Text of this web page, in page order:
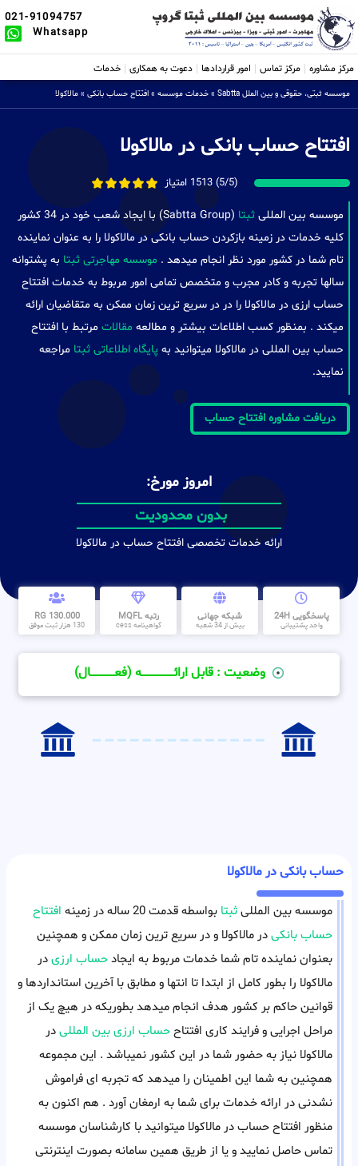
021-91094757
Whatsapp
مرکز مشاوره مرکز تماس امور قراردادها دعوت به همکاری خدمات
موسسه ثبتی، حقوقی و بین الملل Sabtta » خدمات موسسه » افتتاح حساب بانکی » مالاکولا
افتتاح حساب بانکی در مالاکولا
(5/5) 1513 امتیاز
موسسه بین المللی ثبتا
(Sabtta Group) با ایجاد شعب خود در 34 کشور
کلیه خدمات در زمینه بازکردن حساب بانکی در مالاکولا را به عنوان نماینده
تام شما در کشور مورد نظر انجام میدهد . موسسه مهاجرتی ثبتا به پشتوانه
سالها تجربه و کادر مجرب و متخصص تمامی امور مربوط به خدمات افتتاح
حساب ارزی در مالاکولا را در در سریع ترین زمان ممکن به متقاضیان ارائه
میکند . بمنظور کسب اطلاعات بیشتر و مطالعه مقالات مرتبط با افتتاح
حساب بین المللی در مالاکولا میتوانید به پایگاه اطلاعاتی ثبتا مراجعه
نمایید.
دریافت مشاوره افتتاح حساب
امروز مورخ:
بدون محدودیت
ارائه خدمات تخصصی افتتاح حساب در مالاکولا
پاسخگویی 24H
واحد پشتیبانی
شبکه جهانی
بیش از 34 شعبه
رتبه MQFL
گواهینامه cess
130.000 RG
130 هزار ثبت موفق
وضعیت : قابل ارائــــــــــــــــــــه (فعـــــــــــــــال)
حساب بانکی در مالاکولا
موسسه بین المللیثبتا بواسطه قدمت 20 ساله در زمینه
افتتاح
حساب بانکیدر مالاکولا و در سریع ترین زمان ممکن و همچنین
بعنوان نماینده تام شما خدمات مربوط به ایجادحساب ارزیدر
مالاکولا را بطور کامل از ابتدا تا انتها و مطابق با آخرین استانداردها و
قوانین حاکم بر کشور هدف انجام میدهد بطوریکه در هیچ یک از
مراحل اجرایی و فرایند کاری افتتاححساب ارزی بین المللیدر
مالاکولا نیاز به حضور شما در این کشور نمیباشد . این مجموعه
همچنین به شما این اطمینان را میدهد که تجربه ای فراموش
نشدنی در ارائه خدمات برای شما به ارمغان آورد . هم اکنون به
منظور افتتاح حساب در مالاکولا میتوانید با کارشناسان موسسه
تماس حاصل نمایید و یا از طریق همین سامانه بصورت اینترنتی